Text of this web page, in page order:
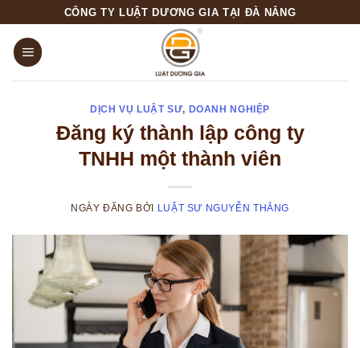
content
CÔNG TY LUẬT DƯƠNG GIA TẠI ĐÀ NẴNG
DỊCH VỤ LUẬT SƯ, DOANH NGHIỆP
Đăng ký thành lập công ty
TNHH một thành viên
NGÀY ĐĂNG BỞI LUẬT SƯ NGUYỄN THẮNG